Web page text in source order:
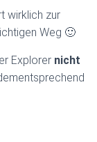
wirklich zur
Weg 🙂
Explorer nicht